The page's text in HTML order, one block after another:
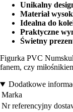
Unikalny
Materiał
Idealna do
Praktyczne
Świetny
Figurka PVC
fanem, czy
Dodatkowe
Marka
Nr referencyjny